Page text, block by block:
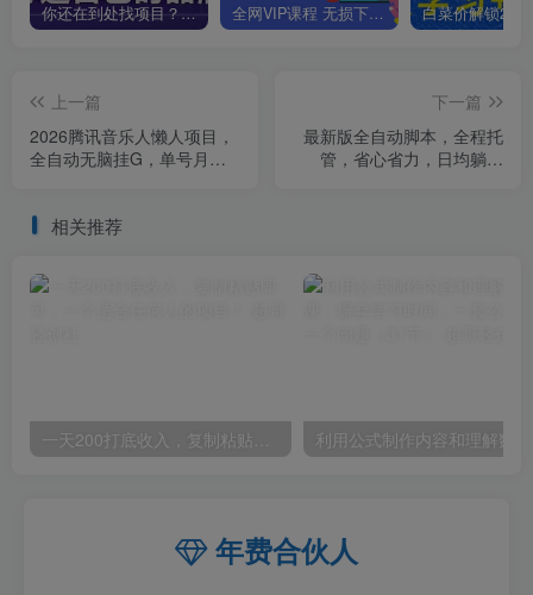
你还在到处找项目？还在当韭菜？我靠卖项目一个月收入5万+，曾经我也是个失败者。 全网VIP课程 无损下载~
上一篇
2026腾讯音乐人懒人项目，
全自动无脑挂G，单号月入
下一篇
最新版全自动脚本，全程托
管，省心省力，日均躺赚
相关推荐
年费合伙人